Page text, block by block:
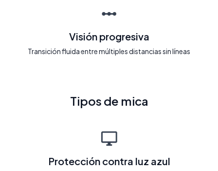
Visión progresiva
Transición fluida entre múltiples distancias sin líneas
Tipos de mica
Protección contra luz azul